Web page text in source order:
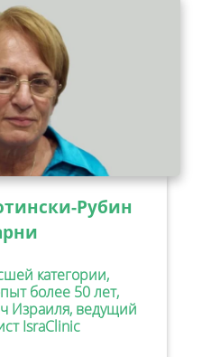
Рубин
категории,
более 50 лет,
Израиля, ведущий
IsraClinic